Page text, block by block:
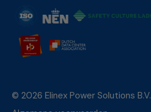
© 2026 Elinex Power Solutions B.V.